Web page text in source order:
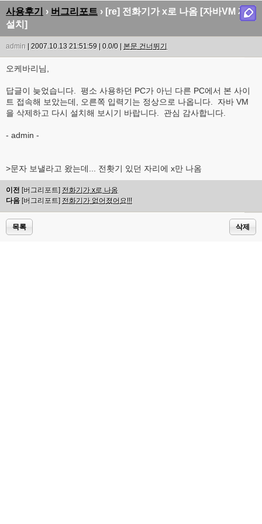
사용후기 › 버그리포트 › [re] 전화기가 x로 나옴 [자바VM 재
설치]
admin | 2007.10.13 21:51:59 | 0.0/0 | 본문 건너뛰기
오케바리님,
답글이 늦었습니다. 평소 사용하던 PC가 아닌 다른 PC에서 본 사이
트 접속해 보았는데, 오른쪽 입력기는 정상으로 나옵니다. 자바 VM
을 삭제하고 다시 설치해 보시기 바랍니다. 관심 감사합니다.
- admin -
>문자 보낼라고 왔는데... 전홧기 있던 자리에 x만 나옴
이전 [버그리포트] 전화기가 x로 나옴
다음 [버그리포트] 전화기가 없어졌어요!!!
목록 삭제